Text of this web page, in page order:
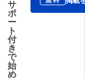
サ
ポ
ー
ト
付
き
で
始
め